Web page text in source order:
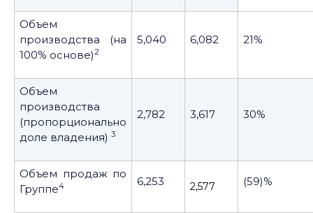
Объем
производства (на
100% основе)2
5,040 6,082 21%
Объем
производства
(пропорционально
доле владения) 3
2,782 3,617 30%
Объем продаж по
Группе4 6,253 2,577 (59)%